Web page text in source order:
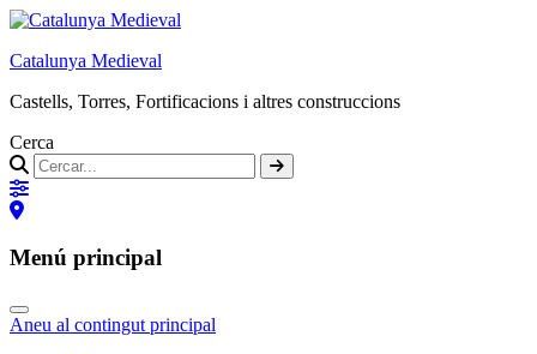
Catalunya Medieval
Castells, Torres, Fortificacions i altres construccions
Cerca
Menú principal
Aneu al contingut principal